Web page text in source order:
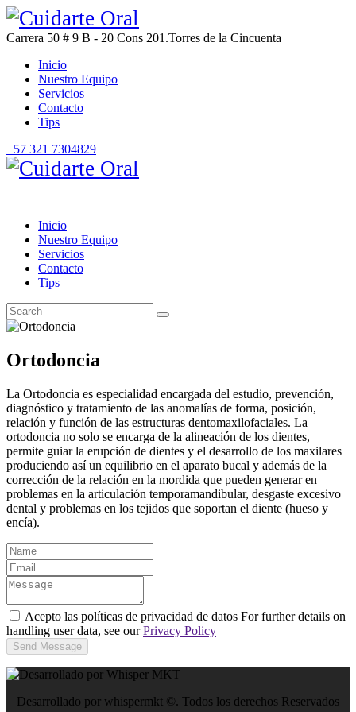
Carrera 50 # 9 B - 20 Cons 201.Torres de la Cincuenta
Inicio
Nuestro Equipo
Servicios
Contacto
Tips
+57 321 7304829
Inicio
Nuestro Equipo
Servicios
Contacto
Tips
Ortodoncia
La Ortodoncia es especialidad encargada del estudio, prevención,
diagnóstico y tratamiento de las anomalías de forma, posición,
relación y función de las estructuras dentomaxilofaciales. La
ortodoncia no solo se encarga de la alineación de los dientes,
permite guiar la erupción de dientes y el desarrollo de los maxilares
produciendo así un equilibrio en el aparato bucal y además de la
corrección de la relación en la mordida que pueden generar en
problemas en la articulación temporamandibular, desgaste excesivo
dental y problemas en los tejidos que soportan el diente (hueso y
encía).
Acepto las políticas de privacidad de datos For further details on
handling user data, see ourPrivacy Policy
Send Message
Desarrollado por whispermkt ©. Todos los derechos Reservados